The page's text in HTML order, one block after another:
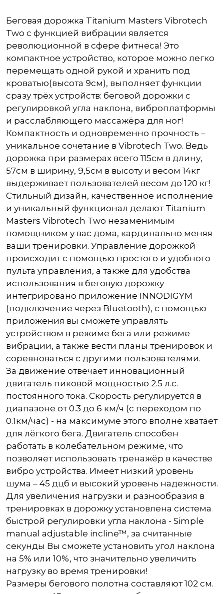
Беговая дорожка Titanium Masters Vibrotech
Two с функцией вибрации является
революционной в сфере фитнеса! Это
компактное устройство, которое можно легко
перемещать одной рукой и хранить под
кроватью(высота 9см), выполняет функции
сразу трёх устройств: беговой дорожки c
регулировкой угла наклона, виброплатформы
и расслабляющего массажёра для ног!
Компактность и одновременно прочность –
уникальное сочетание в Vibrotech Two. Ведь
дорожка при размерах всего 115см в длину,
57см в ширину, 9,5см в высоту и весом 14кг
выдерживает пользователей весом до 120 кг!
Стильный дизайн, качественное исполнение
и уникальный функционал делают Titanium
Masters Vibrotech Two незаменимым
помощником у вас дома, кардинально меняя
ваши тренировки. Управление дорожкой
происходит с помощью простого и удобного
пульта управления, а также для удобства
использования в беговую дорожку
интегрировано приложение INNODIGYM
(подключение через Bluetooth), с помощью
приложения вы сможете управлять
устройством в режиме бега или режиме
вибрации, а также вести планы тренировок и
соревноваться с другими пользователями.
За движение отвечает инновационный
двигатель пиковой мощностью 2.5 л.с.
постоянного тока. Скорость регулируется в
диапазоне от 0.3 до 6 км/ч (с переходом по
0.1км/час) - на максимуме этого вполне хватает
для лёгкого бега. Двигатель способен
работать в колебательном режиме, что
позволяет использовать тренажёр в качестве
вибро устройства. Имеет низкий уровень
шума – 45 дцб и высокий уровень надежности.
Для увеличения нагрузки и разнообразия в
тренировках в дорожку установлена система
быстрой регулировки угла наклона - Simple
manual adjustable incline™, за считанные
секунды Вы сможете установить угол наклона
на 5% или 10%, что значительно увеличить
нагрузку во время тренировки!
Размеры бегового полотна составляют 102 см.